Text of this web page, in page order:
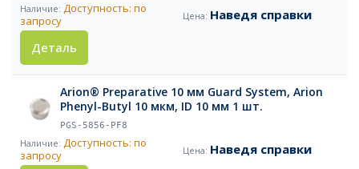
Доступность: по
запросу
Наведя справки
Деталь
Arion® Preparative 10 мм Guard System, Arion
Phenyl-Butyl 10 мкм, ID 10 мм 1 шт.
PGS-5856-PF8
Доступность: по
запросу
Наведя справки